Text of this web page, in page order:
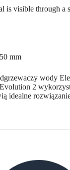
is visible through a
mm
wody
2
idealne